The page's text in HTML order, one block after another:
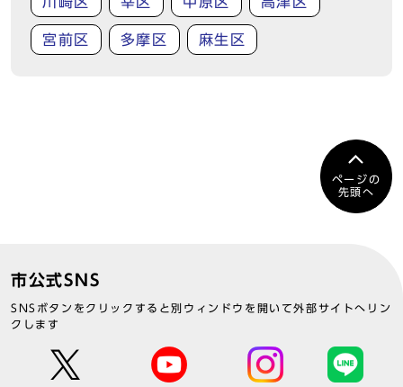
宮前区 多摩区 麻生区
ページの
先頭へ
市公式SNS
SNSボタンをクリックすると別ウィンドウを開いて外部サイトへリン
クします